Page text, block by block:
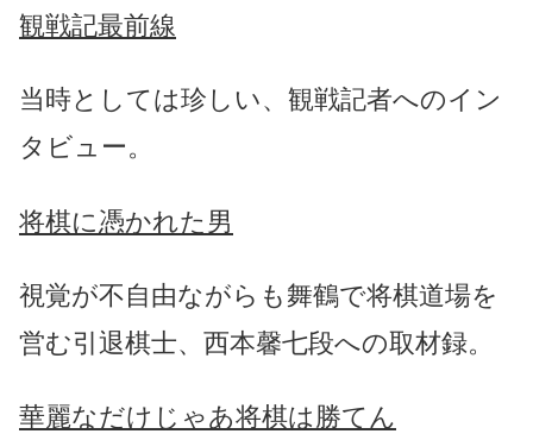
観戦記最前線
当時としては珍しい、観戦記者へのイン
タビュー。
将棋に憑かれた男
視覚が不自由ながらも舞鶴で将棋道場を
営む引退棋士、西本馨七段への取材録。
華麗なだけじゃあ将棋は勝てん